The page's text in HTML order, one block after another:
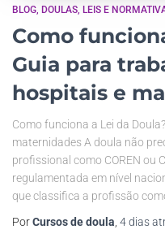
BLOG DOULAS LEIS E
Como
Guia para
hospitais e
Como funciona a Lei da
maternidades A doula não
profissional como COREN ou
regulamentada em nível
que classifica a profissão
PorCursos de doula 4 dias